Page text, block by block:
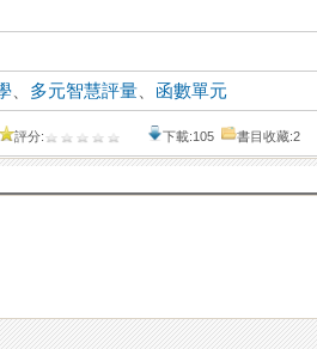
多元智慧評量
函數單元
評分: 下載:105 書目收藏:2